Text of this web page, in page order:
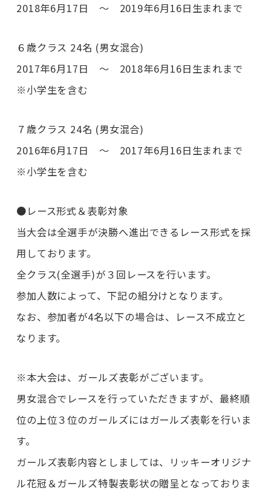
2018年6月17日 ～ 2019年6月16日生まれまで
６歳クラス 24名 (男女混合)
2017年6月17日 ～ 2018年6月16日生まれまで
※小学生を含む
７歳クラス 24名 (男女混合)
2016年6月17日 ～ 2017年6月16日生まれまで
※小学生を含む
●レース形式＆表彰対象
当大会は全選手が決勝へ進出できるレース形式を採
用しております。
全クラス(全選手)が３回レースを行います。
参加人数によって、下記の組分けとなります。
なお、参加者が4名以下の場合は、レース不成立と
なります。
※本大会は、ガールズ表彰がございます。
男女混合でレースを行っていただきますが、最終順
位の上位３位のガールズにはガールズ表彰を行いま
す。
ガールズ表彰内容としましては、リッキーオリジナ
ル花冠＆ガールズ特製表彰状の贈呈となっておりま